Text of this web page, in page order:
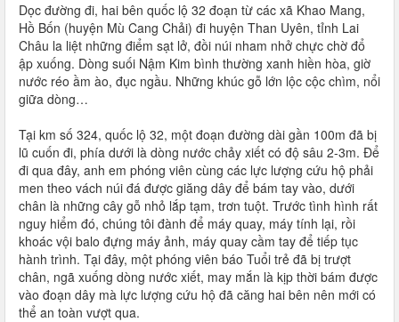
Dọc đường đi, hai bên quốc lộ 32 đoạn từ các xã Khao Mang,
Hồ Bốn (huyện Mù Cang Chải) đi huyện Than Uyên, tỉnh Lai
Châu la liệt những điểm sạt lở, đồi núi nham nhở chực chờ đổ
ập xuống. Dòng suối Nậm Kim bình thường xanh hiền hòa, giờ
nước réo ầm ào, đục ngầu. Những khúc gỗ lớn lộc cộc chìm, nổi
giữa dòng…
Tại km số 324, quốc lộ 32, một đoạn đường dài gần 100m đã bị
lũ cuốn đi, phía dưới là dòng nước chảy xiết có độ sâu 2-3m. Để
đi qua đây, anh em phóng viên cùng các lực lượng cứu hộ phải
men theo vách núi đá được giăng dây để bám tay vào, dưới
chân là những cây gỗ nhỏ lắp tạm, trơn tuột. Trước tình hình rất
nguy hiểm đó, chúng tôi đành để máy quay, máy tính lại, rồi
khoác vội balo đựng máy ảnh, máy quay cầm tay để tiếp tục
hành trình. Tại đây, một phóng viên báo Tuổi trẻ đã bị trượt
chân, ngã xuống dòng nước xiết, may mắn là kịp thời bám được
vào đoạn dây mà lực lượng cứu hộ đã căng hai bên nên mới có
thể an toàn vượt qua.